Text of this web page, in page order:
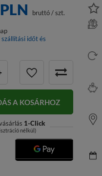
bruttó/szt.
szállítási időt és
A KOSÁRHOZ
1-Click
nélkül)